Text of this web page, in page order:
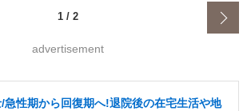
1 / 2
advertisement
急性期から回復期へ!退院後の在宅生活や地